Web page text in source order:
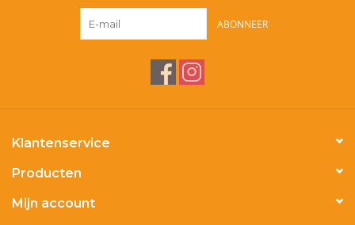
ABONNEER
Klantenservice
Producten
Mijn account